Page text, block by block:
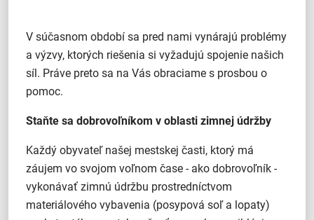
V súčasnom období sa pred nami vynárajú problémy
a výzvy, ktorých riešenia si vyžadujú spojenie našich
síl. Práve preto sa na Vás obraciame s prosbou o
pomoc.
Staňte sa dobrovoľníkom v oblasti zimnej údržby
Každý obyvateľ našej mestskej časti, ktorý má
záujem vo svojom voľnom čase - ako dobrovoľník -
vykonávať zimnú údržbu prostredníctvom
materiálového vybavenia (posypová soľ a lopaty)